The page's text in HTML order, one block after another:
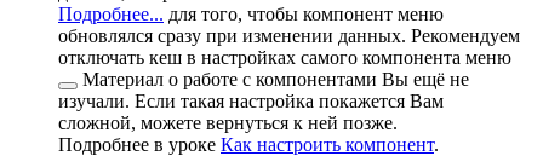
Подробнее... для того, чтобы компонент меню
обновлялся сразу при изменении данных. Рекомендуем
отключать кеш в настройках самого компонента меню
Материал о работе с компонентами Вы ещё не
изучали. Если такая настройка покажется Вам
сложной, можете вернуться к ней позже.
Подробнее в уроке Как настроить компонент.